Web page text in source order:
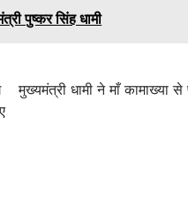
पुष्कर सिंह धामी
मुख्यमंत्री धामी ने माँ कामाख्या